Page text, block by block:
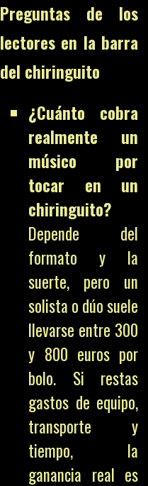
Preguntas de los
lectores en la barra
del chiringuito
¿Cuánto cobra
realmente un
músico por
tocar en un
chiringuito?
Depende del
formato y la
suerte, pero un
solista o dúo suele
llevarse entre 300
y 800 euros por
bolo. Si restas
gastos de equipo,
transporte y
tiempo, la
ganancia real es